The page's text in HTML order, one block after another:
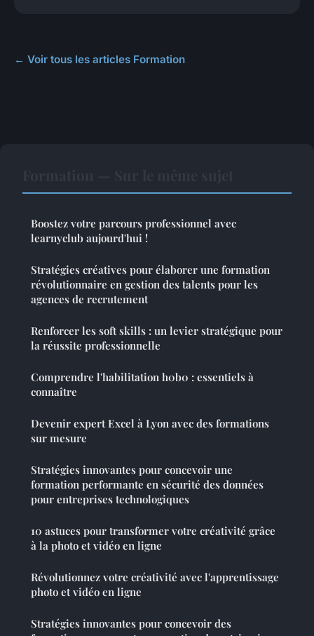
← Voir tous les articles Formation
Boostez votre parcours professionnel avec
learnyclub aujourd'hui !
Stratégies créatives pour élaborer une formation
révolutionnaire en gestion des talents pour les
agences de recrutement
Renforcer les soft skills : un levier stratégique pour
la réussite professionnelle
Comprendre l'habilitation h0b0 : essentiels à
connaître
Devenir expert Excel à Lyon avec des formations
sur mesure
Stratégies innovantes pour concevoir une
formation performante en sécurité des données
pour entreprises technologiques
10 astuces pour transformer votre créativité grâce
à la photo et vidéo en ligne
Révolutionnez votre créativité avec l'apprentissage
photo et vidéo en ligne
Stratégies innovantes pour concevoir des